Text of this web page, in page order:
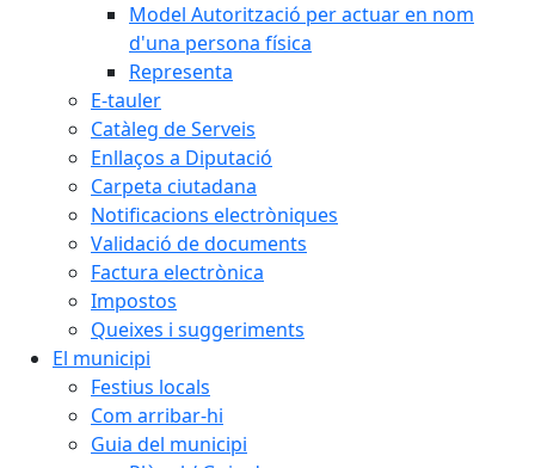
Model Autorització per actuar en nom
d'una persona física
Representa
E-tauler
Catàleg de Serveis
Enllaços a Diputació
Carpeta ciutadana
Notificacions electròniques
Validació de documents
Factura electrònica
Impostos
Queixes i suggeriments
El municipi
Festius locals
Com arribar-hi
Guia del municipi